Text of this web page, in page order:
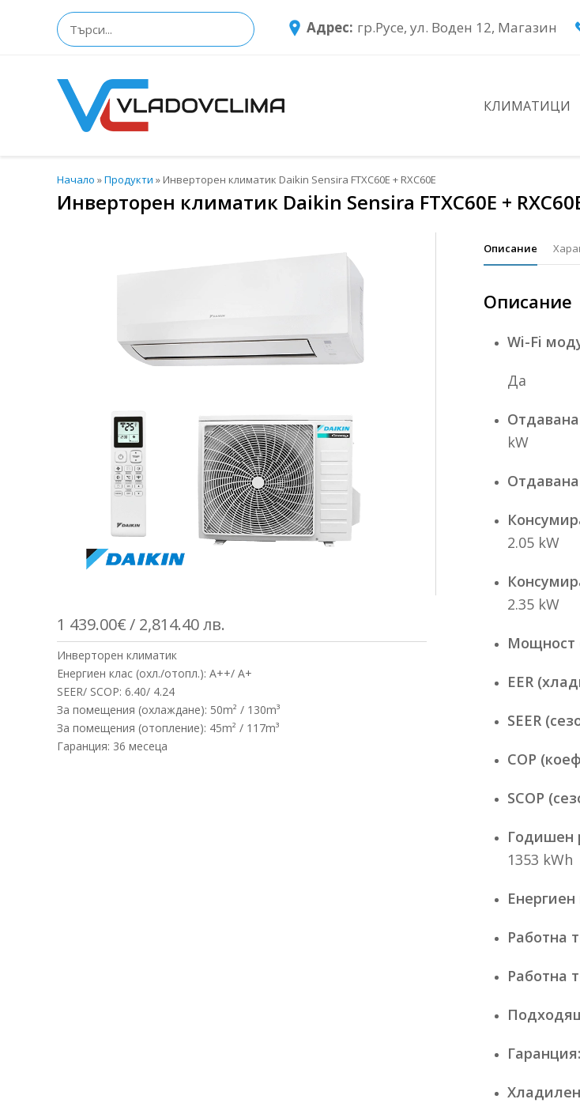
Адрес: гр.Русе, ул. Воден 12, Магазин
КЛИМАТИЦИ
Начало »Продукти » Инверторен климатик Daikin Sensira FTXC60E + RXC60E
Инверторен климатик Daikin Sensira FTXC60E +
Описание
Описание
Wi-Fi
Да
kW
2.05 kW
2.35 kW
Мощност
EER
SEER
COP
SCOP
Годишен
1353 kWh
Работна
Работна
Гаранция:
1 439.00€/ 2,814.40 лв.
Инверторен климатик
Енергиен клас (охл./отопл.): A++/ A+
SEER/ SCOP: 6.40/ 4.24
За помещения (охлаждане): 50m² / 130m³
За помещения (отопление): 45m² / 117m³
Гаранция: 36 месеца